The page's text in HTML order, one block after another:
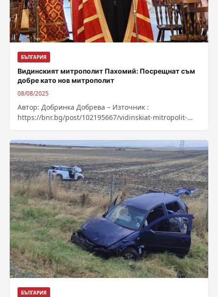
БЪЛГАРИЯ
Видинският митрополит Пахомий: Посрещнат съм
добре като нов митрополит
08/08/2025
Автор: Добринка Добрева – Източник :
https://bnr.bg/post/102195667/vidinskiat-mitropolit-
БЪЛГАРИЯ